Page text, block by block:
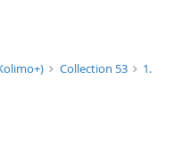
Collection 53
1.